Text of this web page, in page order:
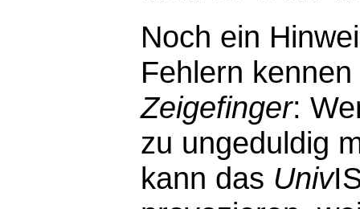
Noch ein
Fehlern
Zeigefinger:
zu ungeduldig
kann das Univ